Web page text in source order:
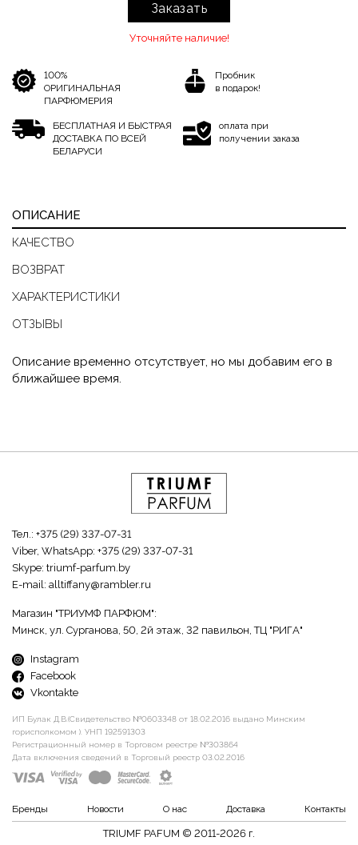
Заказать
Уточняйте наличие!
100%
ОРИГИНАЛЬНАЯ
ПАРФЮМЕРИЯ
Пробник
в подарок!
БЕСПЛАТНАЯ И БЫСТРАЯ
ДОСТАВКА ПО ВСЕЙ
БЕЛАРУСИ
оплата при
получении заказа
ОПИСАНИЕ
КАЧЕСТВО
ВОЗВРАТ
ХАРАКТЕРИСТИКИ
ОТЗЫВЫ
Описание временно отсутствует, но мы добавим его в
ближайшее время.
Тел.: +375 (29) 337-07-31
Viber, WhatsApp: +375 (29) 337-07-31
Skype: triumf-parfum.by
E-mail: alltiffany@rambler.ru
Магазин "ТРИУМФ ПАРФЮМ":
Минск, ул. Сурганова, 50, 2й этаж, 32 павильон, ТЦ "РИГА"
Instagram
Facebook
Vkontakte
ИП Булак Д.В.(Свидетельство №0603348 от 18.02.2016 выдано Минским
горисполкомом ). УНП 192591303
Регистрационный номер в Торговом реестре №303864
Дата включения сведений в Торговый реестр 03.02.2016
Бренды Новости О нас Доставка Контакты
TRIUMF PAFUM © 2011-2026 г.